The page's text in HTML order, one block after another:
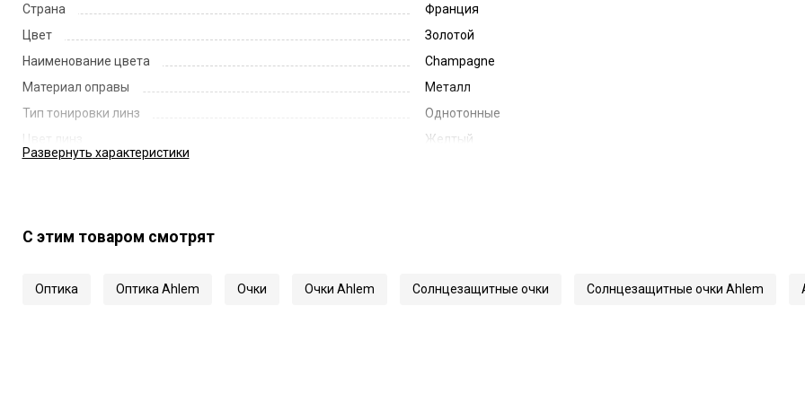
Страна
Франция
Цвет
Золотой
Наименование цвета
Champagne
Материал оправы
Металл
Тип тонировки линз
Однотонные
Цвет линз
Желтый
Длина заушника
Артикул
Bagnolet
Развернуть характеристики
С этим товаром смотрят
Оптика Оптика Ahlem Очки Очки Ahlem Солнцезащитные очки Солнцезащитные очки Ahlem